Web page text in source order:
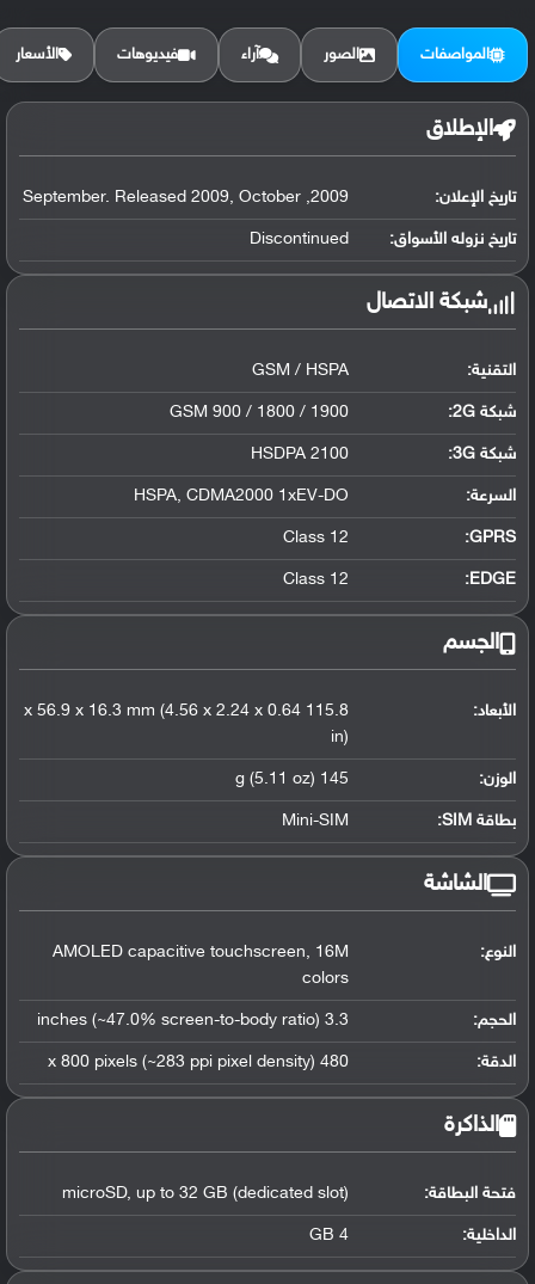
المواصفات الصور آراء فيديوهات الأسعار
الإطلاق
تاريخ الإعلان: 2009, September. Released 2009, October
تاريخ نزوله الأسواق: Discontinued
شبكة الاتصال
التقنية: GSM / HSPA
شبكة 2G: GSM 900 / 1800 / 1900
شبكة 3G :
HSDPA 2100
السرعة: HSPA, CDMA2000 1xEV-DO
GPRS:
Class 12
EDGE:
Class 12
الجسم
الأبعاد:
115.8 x 56.9 x 16.3 mm (4.56 x 2.24 x 0.64
in)
الوزن: 145 g (5.11 oz)
بطاقة SIM: Mini-SIM
الشاشة
النوع:
AMOLED capacitive touchscreen, 16M
colors
الحجم: 3.3 inches (~47.0% screen-to-body ratio)
الدقة: 480 x 800 pixels (~283 ppi pixel density)
الذاكرة
فتحة البطاقة: microSD, up to 32 GB (dedicated slot)
الداخلية: 4 GB